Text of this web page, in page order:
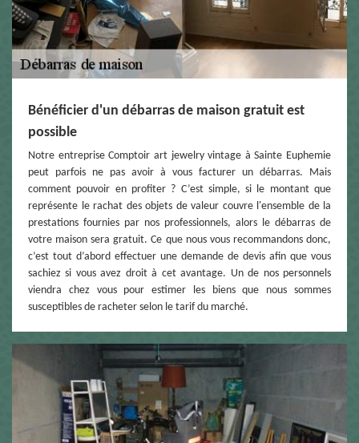
Bénéficier d'un débarras de maison gratuit est
possible
Notre entreprise Comptoir art jewelry vintage à Sainte Euphemie
peut parfois ne pas avoir à vous facturer un débarras. Mais
comment pouvoir en profiter ? C’est simple, si le montant que
représente le rachat des objets de valeur couvre l'ensemble de la
prestations fournies par nos professionnels, alors le débarras de
votre maison sera gratuit. Ce que nous vous recommandons donc,
c’est tout d’abord effectuer une demande de devis afin que vous
sachiez si vous avez droit à cet avantage. Un de nos personnels
viendra chez vous pour estimer les biens que nous sommes
susceptibles de racheter selon le tarif du marché.